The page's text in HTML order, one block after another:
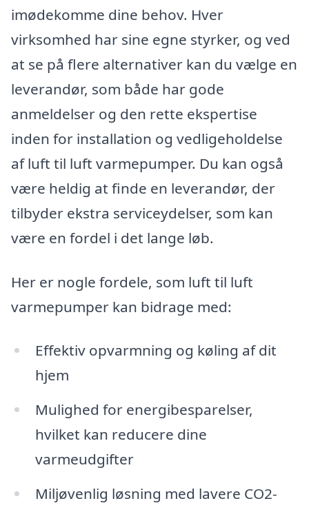
imødekomme dine behov. Hver
virksomhed har sine egne styrker, og ved
at se på flere alternativer kan du vælge en
leverandør, som både har gode
anmeldelser og den rette ekspertise
inden for installation og vedligeholdelse
af luft til luft varmepumper. Du kan også
være heldig at finde en leverandør, der
tilbyder ekstra serviceydelser, som kan
være en fordel i det lange løb.
Her er nogle fordele, som luft til luft
varmepumper kan bidrage med:
Effektiv opvarmning og køling af dit
hjem
Mulighed for energibesparelser,
hvilket kan reducere dine
varmeudgifter
Miljøvenlig løsning med lavere CO2-